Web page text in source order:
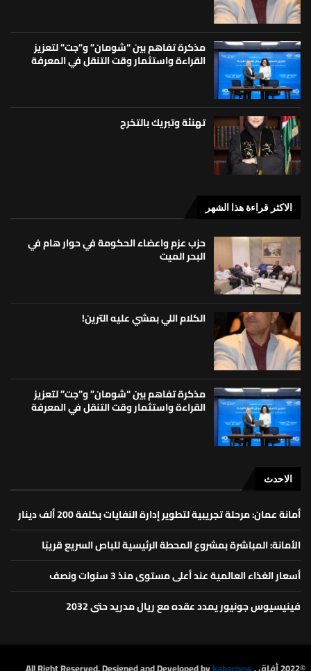
مذكرة تفاهم بين “شومان” و”جت” لتعزيز
القراءة واستثمار وقت التنقل في المعرفة
تهنئة وتبريك بالتخرج
الاكثر قراءة هذا الشهر
حزب عزم واعضاء الحكومة في حوار هام في
البحر الميت
الكلام اللي بمشي عليه الترين!
مذكرة تفاهم بين “شومان” و”جت” لتعزيز
القراءة واستثمار وقت التنقل في المعرفة
الاحدث
أمانة عمان: مرحلة تجريبية لتطوير إدارة النفايات بكلفة 200 ألف دينار
الأمانة: المباشرة بمشروع المحطة الرئيسية للباص السريع قريبًا
أسعار الغذاء العالمية عند أعلى مستوى منذ 3 سنوات ونصف
فينيسيوس جونيور يمدد عقده مع ريال مدريد حتى 2032